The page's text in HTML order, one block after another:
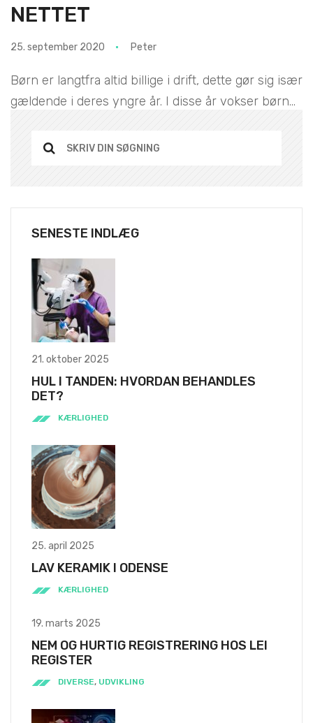
NETTET
25. september 2020 Peter
Børn er langtfra altid billige i drift, dette gør sig især
gældende i deres yngre år. I disse år vokser børn...
SENESTE INDLÆG
21. oktober 2025
HUL I TANDEN: HVORDAN BEHANDLES
DET?
KÆRLIGHED
25. april 2025
LAV KERAMIK I ODENSE
KÆRLIGHED
19. marts 2025
NEM OG HURTIG REGISTRERING HOS LEI
REGISTER
DIVERSE, UDVIKLING